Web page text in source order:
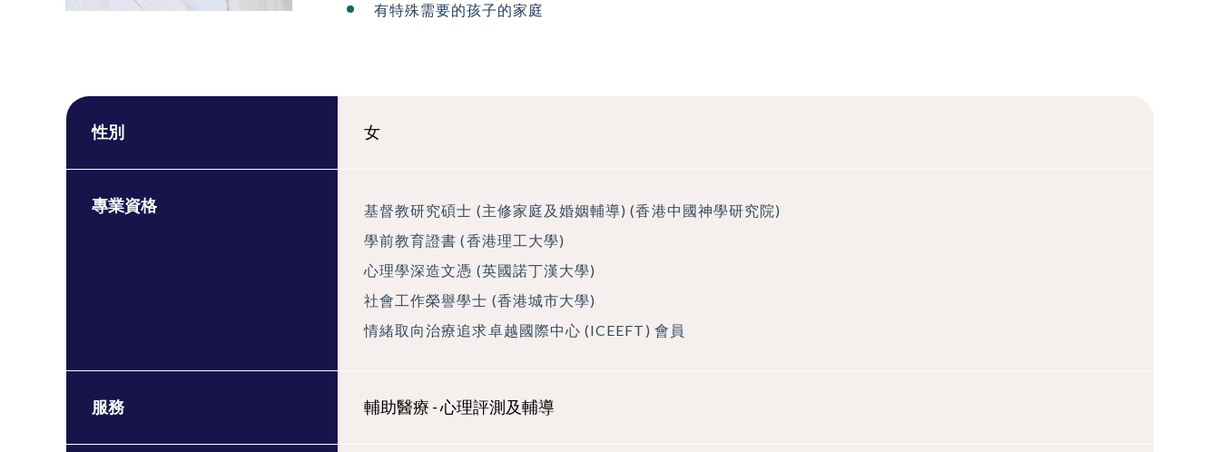
有特殊需要的孩子的家庭
性別 女
專業資格
基督教研究碩士 (主修家庭及婚姻輔導) (香港中國神學研究院)
學前教育證書 (香港理工大學)
心理學深造文憑 (英國諾丁漢大學)
社會工作榮譽學士 (香港城市大學)
情緒取向治療追求卓越國際中心 (ICEEFT) 會員
服務 輔助醫療 - 心理評測及輔導